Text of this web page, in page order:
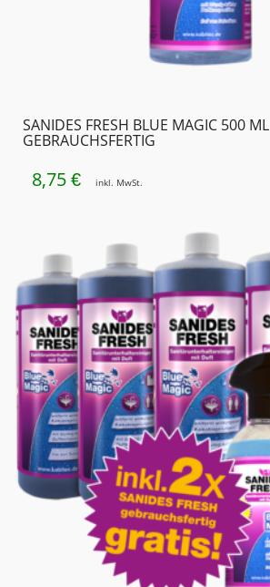
SANIDES FRESH BLUE MAGIC 500 ML
GEBRAUCHSFERTIG
8,75 € inkl. MwSt.